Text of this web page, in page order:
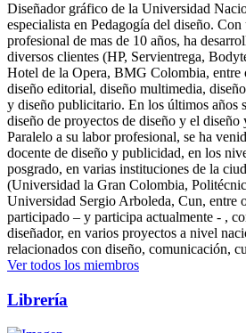
Diseñador gráfico de la Universidad
especialista en Pedagogía del diseño. Con
profesional de mas de 10 años, ha
diversos clientes (HP, Servientrega,
Hotel de la Opera, BMG Colombia, entre
diseño editorial, diseño multimedia,
y diseño publicitario. En los últimos años
diseño de proyectos de diseño y el
Paralelo a su labor profesional, se ha
docente de diseño y publicidad, en los
posgrado, en varias instituciones de la
(Universidad la Gran Colombia,
Universidad Sergio Arboleda, Cun, entre
participado – y participa actualmente - ,
diseñador, en varios proyectos a nivel
relacionados con diseño, comunicación,
Ver todos los miembros
Librería